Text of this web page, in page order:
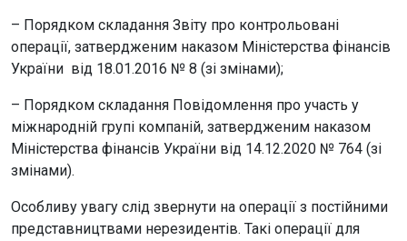
– Порядком складання Звіту про контрольовані
операції, затвердженим наказом Міністерства фінансів
України від 18.01.2016 № 8 (зі змінами);
– Порядком складання Повідомлення про участь у
міжнародній групі компаній, затвердженим наказом
Міністерства фінансів України від 14.12.2020 № 764 (зі
змінами).
Особливу увагу слід звернути на операції з постійними
представництвами нерезидентів. Такі операції для